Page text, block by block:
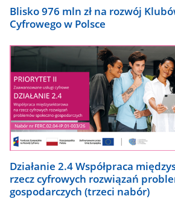
Blisko 976 mln zł na rozwój
Cyfrowego w Polsce
Działanie 2.4 Współpraca
rzecz cyfrowych rozwiązań
gospodarczych (trzeci nabór)